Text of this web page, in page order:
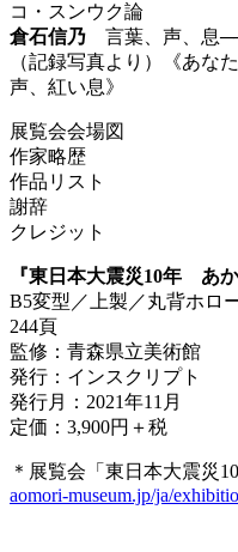
コ・スンウク論
倉石信乃 言葉、声、息
（記録写真より）《あな
声、紅い息》
展覧会会場図
作家略歴
作品リスト
謝辞
クレジット
『東日本大震災10年 あ
B5変型／上製／丸背ホロ
244頁
監修：青森県立美術館
発行：インスクリプト
発行月：2021年11月
定価：3,900円＋税
＊展覧会「東日本大震災
aomori-museum.jp/ja/